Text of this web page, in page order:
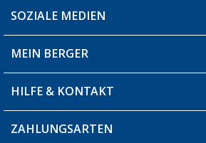
Du hast eine Frage?
Filiale finden
SOZIALE MEDIEN
MEIN BERGER
Blog
Produkttester
HILFE & KONTAKT
Fragen & Antworten / FAQ
ZAHLUNGSARTEN